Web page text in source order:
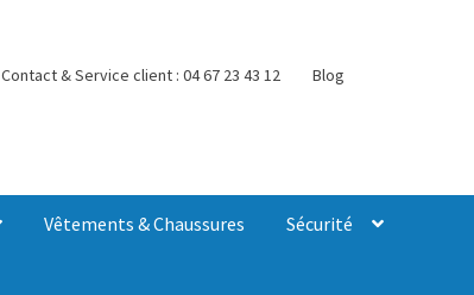
Contact & Service client : 04 67 23 43 12 Blog
Vêtements & Chaussures Sécurité